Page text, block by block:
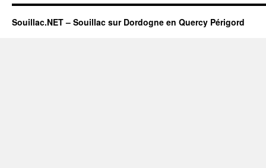
Souillac.NET – Souillac sur Dordogne en Quercy Périgord